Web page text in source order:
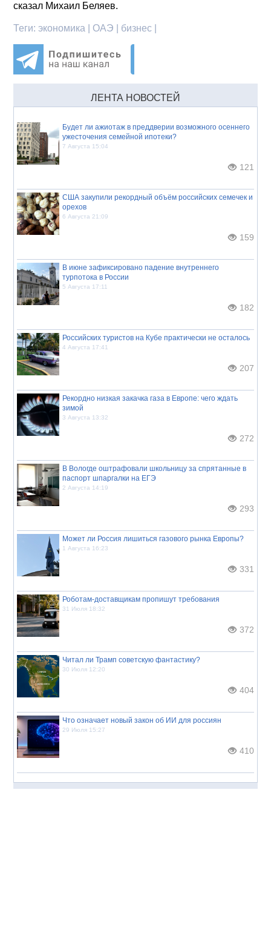
сказал Михаил Беляев.
Теги:экономика | ОАЭ | бизнес |
ЛЕНТА НОВОСТЕЙ
Будет ли ажиотаж в преддверии возможного осеннего
ужесточения семейной ипотеки?
7 Августа 15:04
121
США закупили рекордный объём российских семечек и
орехов
6 Августа 21:09
159
В июне зафиксировано падение внутреннего
турпотока в России
5 Августа 17:11
182
Российских туристов на Кубе практически не осталось
4 Августа 17:41
207
Рекордно низкая закачка газа в Европе: чего ждать
зимой
3 Августа 13:32
272
В Вологде оштрафовали школьницу за спрятанные в
паспорт шпаргалки на ЕГЭ
2 Августа 14:19
293
Может ли Россия лишиться газового рынка Европы?
1 Августа 16:23
331
Роботам-доставщикам пропишут требования
31 Июля 18:32
372
Читал ли Трамп советскую фантастику?
30 Июля 12:20
404
Что означает новый закон об ИИ для россиян
29 Июля 15:27
410